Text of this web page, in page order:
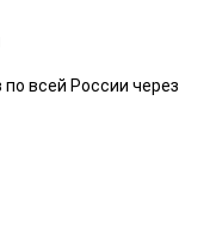
всей России через